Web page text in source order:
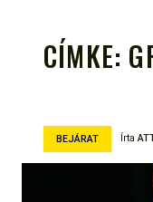
CÍMKE:
BEJÁRAT Írta